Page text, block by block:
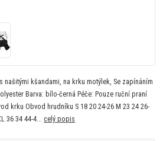
našitými kšandami, na krku motýlek, Se zapínáním
Barva: bílo-černá Péče: Pouze ruční praní
krku Obvod hrudníku S 18 20 24-26 M 23 24 26-
36 34 44-4...celý popis